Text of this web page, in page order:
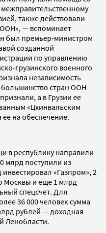
также действовали
— вспоминает
был премьер-министром
созданной
по управлению
грузинского военного
независимость
стран ООН
а в Грузии ее
«Цхинвальским
на обеспечение.
в республику направили
млрд поступили из
«Газпром», 2
Москвы и еще 1 млрд
спецсчет. Для
36 000 человек сумма
рублей — доходная
Ленобласти.